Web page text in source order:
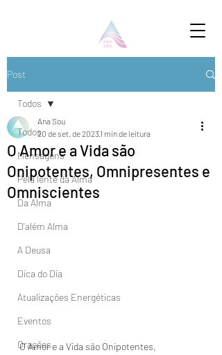
Post
Todos
Mensagens
Pela lente da Alma
Da Alma
D'além Alma
A Deusa
Dica do Dia
Atualizações Energéticas
Eventos
Orações
Todos
O Amor e a Vida são
Onipotentes, Omnipresentes e
Omniscientes
Ana Sou
20 de set. de 2023 1 min de leitura
O Amor e a Vida são Onipotentes,